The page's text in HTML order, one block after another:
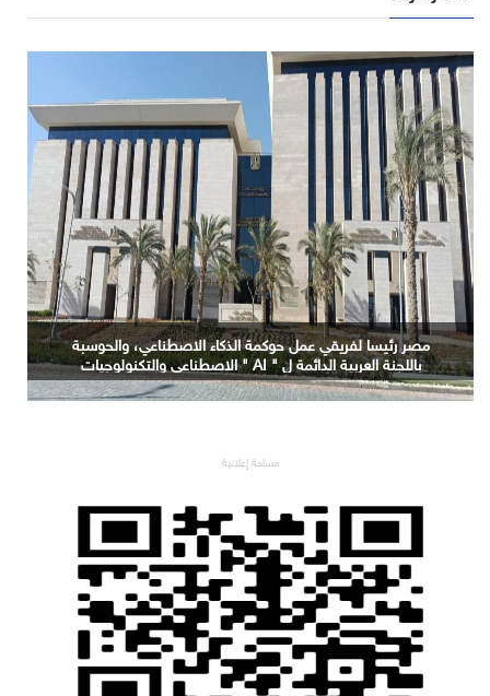
مصر رئيسا لفريقي عمل حوكمة الذكاء الاصطناعي، والحوسبة
باللجنة العربية الدائمة ل " AI " الاصطناعي والتكنولوجيات
البازغة بمجلس الوزراء العرب للاتصالات
مساحة إعلانية